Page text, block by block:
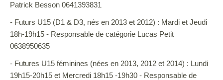
Patrick Besson 0641393831
- Futurs U15 (D1 & D3, nés en 2013 et 2012) : Mardi et Jeudi
18h-19h15 - Responsable de catégorie Lucas Petit
0638950635
- Futures U15 féminines (nées en 2013, 2012 et 2014) : Lundi
19h15-20h15 et Mercredi 18h15 -19h30 - Responsable de